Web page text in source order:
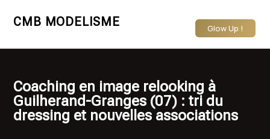
CMB MODELISME Glow Up !
Coaching en image relooking à
Guilherand-Granges (07) : tri du
dressing et nouvelles associations